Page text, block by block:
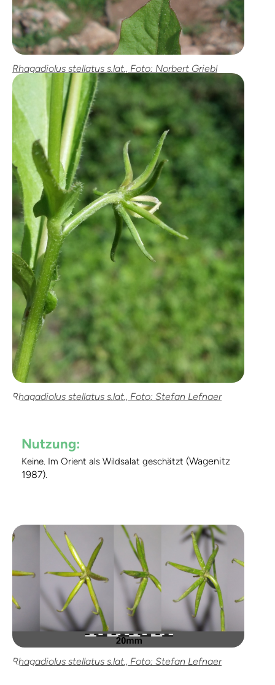
Rhagadiolus stellatus s.lat., Foto: Norbert Griebl
Rhagadiolus stellatus s.lat., Foto: Stefan Lefnaer
Nutzung:
Keine. Im Orient als Wildsalat geschätzt (Wagenitz
1987).
Rhagadiolus stellatus s.lat., Foto: Stefan Lefnaer